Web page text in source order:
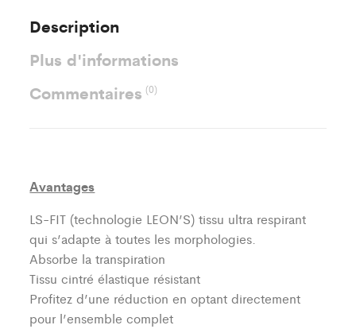
Description
Plus d'informations
Commentaires(0)
Avantages
LS-FIT (technologie LEON’S)tissu ultra respirant
qui s’adapte à toutes les morphologies.
Absorbe la transpiration
Tissu cintré élastique résistant
Profitez d’une réduction en optant directement
pour l’ensemble complet